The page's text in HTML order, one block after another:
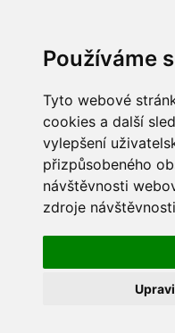
Používáme
Tyto webové
cookies a další
vylepšení
přizpůsobeného
návštěvnosti
zdroje